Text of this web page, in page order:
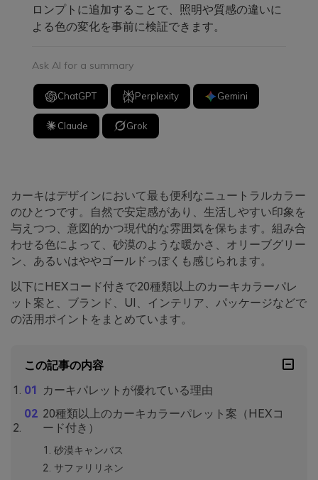
ロンプトに追加することで、照明や質感の違いに
よる色の変化を事前に検証できます。
Ask AI for a summary
ChatGPT Perplexity Gemini
Claude Grok
カーキはデザインにおいて最も便利なニュートラルカラー
のひとつです。自然で安定感があり、生活しやすい印象を
与えつつ、意図的かつ現代的な雰囲気を保ちます。組み合
わせる色によって、砂漠のような暖かさ、オリーブグリー
ン、あるいはややゴールドっぽくも感じられます。
以下にHEXコード付きで20種類以上のカーキカラーパレ
ット案と、ブランド、UI、インテリア、パッケージなどで
の活用ポイントをまとめています。
この記事の内容
カーキパレットが優れている理由
20種類以上のカーキカラーパレット案（HEXコ
ード付き）
砂漠キャンバス
サファリリネン